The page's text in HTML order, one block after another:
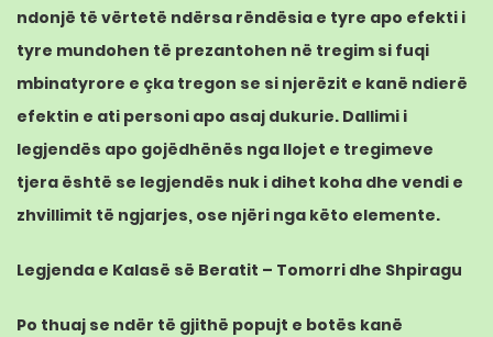
ndonjë të vërtetë ndërsa rëndësia e tyre apo efekti i
tyre mundohen të prezantohen në tregim si fuqi
mbinatyrore e çka tregon se si njerëzit e kanë ndierë
efektin e ati personi apo asaj dukurie. Dallimi i
legjendës apo gojëdhënës nga llojet e tregimeve
tjera është se legjendës nuk i dihet koha dhe vendi e
zhvillimit të ngjarjes, ose njëri nga këto elemente.
Legjenda e Kalasë së Beratit – Tomorri dhe Shpiragu
Po thuaj se ndër të gjithë popujt e botës kanë